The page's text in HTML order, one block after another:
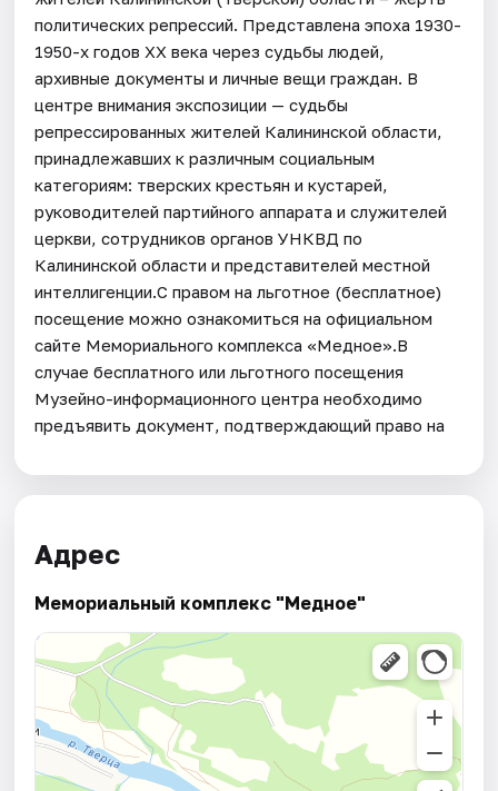
политических репрессий. Представлена эпоха 1930-
1950-х годов ХХ века через судьбы людей,
архивные документы и личные вещи граждан. В
центре внимания экспозиции — судьбы
репрессированных жителей Калининской области,
принадлежавших к различным социальным
категориям: тверских крестьян и кустарей,
руководителей партийного аппарата и служителей
церкви, сотрудников органов УНКВД по
Калининской области и представителей местной
интеллигенции.С правом на льготное (бесплатное)
посещение можно ознакомиться на официальном
сайте Мемориального комплекса «Медное».В
случае бесплатного или льготного посещения
Музейно-информационного центра необходимо
предъявить документ, подтверждающий право на
Адрес
Мемориальный комплекс "Медное"